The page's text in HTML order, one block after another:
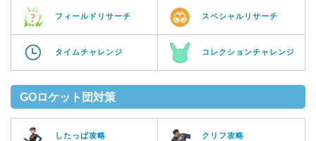
フィールドリサーチ スペシャルリサーチ
タイムチャレンジ コレクションチャレンジ
GOロケット団対策
したっぱ攻略 クリフ攻略